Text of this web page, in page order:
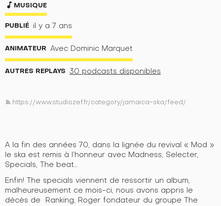
music_note MUSIQUE
PUBLIÉ il y a 7 ans
ANIMATEUR Avec Dominic Marquet
AUTRES REPLAYS 30 podcasts disponibles
rss_feed https://www.studiozef.fr/category/jamaica-ska/feed/
A la fin des années 70, dans la lignée du revival « Mod »
le ska est remis à l’honneur avec Madness, Selecter,
Specials, The beat…
Enfin! The specials viennent de ressortir un album,
malheureusement ce mois-ci, nous avons appris le
décès de Ranking, Roger fondateur du groupe The